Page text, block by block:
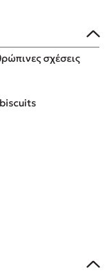
πίσωσχέσεις